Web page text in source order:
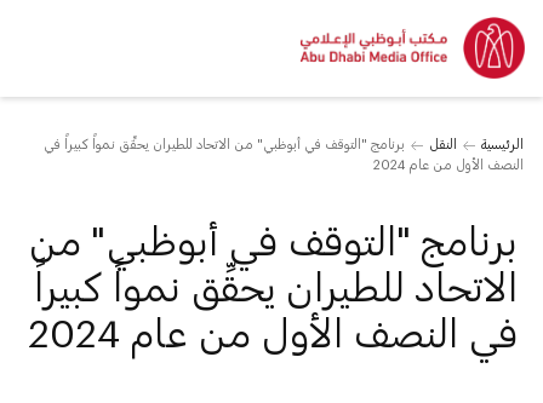
الرئيسية النقل
برنامج "التوقف في أبوظبي" من الاتحاد للطيران يحقِّق نمواً كبيراً في
النصف الأول من عام 2024
برنامج "التوقف في أبوظبي" من
الاتحاد للطيران يحقِّق نمواً كبيراً
في النصف الأول من عام 2024